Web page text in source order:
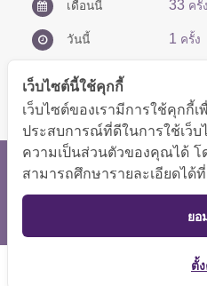
เดือนนี้ 33 ครั้ง
วันนี้ 1 ครั้ง
สงวนลิขสิทธิ์ © 2566
แสดงผลได้ดีที่ขนาดหน้
แผน
เว็บไซต์นี้ใช้คุกกี้
เว็บไซต์ของเรามีการใช้คุก
ประสบการณ์ที่ดีในการใช้เว็
ความเป็นส่วนตัวของคุณได้
สามารถศึกษารายละเอียดได้ที่
ยอ
ตั้